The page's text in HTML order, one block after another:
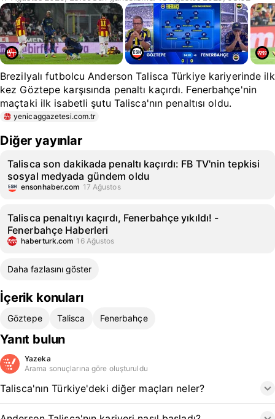
Brezilyalı futbolcu Anderson Talisca Türkiye kariyerinde ilk
kez Göztepe karşısında penaltı kaçırdı. Fenerbahçe'nin
maçtaki ilk isabetli şutu Talisca'nın penaltısı oldu.
yenicaggazetesi.com.tr
Diğer yayınlar
Talisca son dakikada penaltı kaçırdı: FB TV'nin tepkisi
sosyal medyada gündem oldu
ensonhaber.com 17 Ağustos
Talisca penaltıyı kaçırdı, Fenerbahçe yıkıldı! -
Fenerbahçe Haberleri
haberturk.com 16 Ağustos
Daha fazlasını göster
İçerik konuları
Göztepe Talisca Fenerbahçe
Yanıt bulun
Yazeka
Arama sonuçlarına göre oluşturuldu
Talisca'nın Türkiye'deki diğer maçları neler?